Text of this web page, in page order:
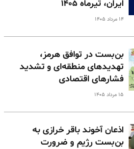
ایران، تیرماه ۱۴۰۵
۱۴ مرداد ۱۴۰۵
بن‌بست در توافق هرمز،
تهدیدهای منطقه‌ای و تشدید
فشارهای اقتصادی
۱۵ مرداد ۱۴۰۵
اذعان آخوند باقر خرازی به
بن‌بست رژیم و ضرورت